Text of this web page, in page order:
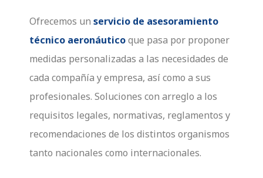
Ofrecemos un servicio de asesoramiento
técnico aeronáuticoque pasa por proponer
medidas personalizadas a las necesidades de
cada compañía y empresa, así como a sus
profesionales. Soluciones con arreglo a los
requisitos legales, normativas, reglamentos y
recomendaciones de los distintos organismos
tanto nacionales como internacionales.